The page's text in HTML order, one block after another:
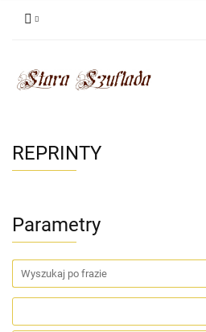
REPRINTY
Parametry